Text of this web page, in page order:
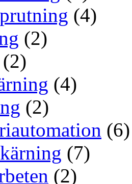
(4)
(2)
(2)
(4)
(2)
(6)
(7)
(2)